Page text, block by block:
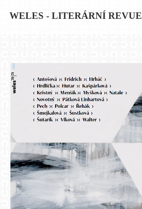
WELES - LITERÁRNÍ REVUE